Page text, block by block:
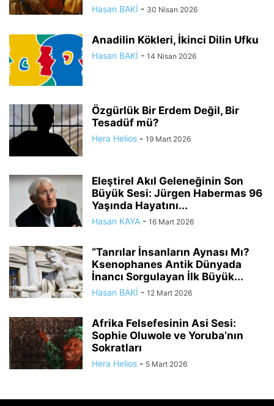
Hasan BAKİ - 30 Nisan 2026
Anadilin Kökleri, İkinci Dilin Ufku
Hasan BAKİ - 14 Nisan 2026
Özgürlük Bir Erdem Değil, Bir
Tesadüf mü?
Hera Helios - 19 Mart 2026
Eleştirel Akıl Geleneğinin Son
Büyük Sesi: Jürgen Habermas 96
Yaşında Hayatını...
Hasan KAYA - 16 Mart 2026
“Tanrılar İnsanların Aynası Mı?
Ksenophanes Antik Dünyada
İnancı Sorgulayan İlk Büyük...
Hasan BAKİ - 12 Mart 2026
Afrika Felsefesinin Asi Sesi:
Sophie Oluwole ve Yoruba’nın
Sokratları
Hera Helios - 5 Mart 2026